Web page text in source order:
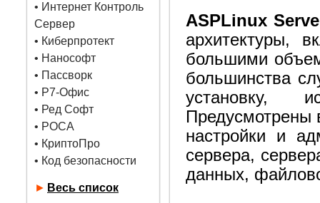
• Интернет Контроль
Сервер
• Киберпротект
• Нанософт
• Пассворк
• Р7-Офис
• Ред Софт
• РОСА
• КриптоПро
• Код безопасности
► Весь список
ASPLinux
архитектуры,
большими
большинства
установку,
Предусмотрены
настройки и
cервера,
данных,